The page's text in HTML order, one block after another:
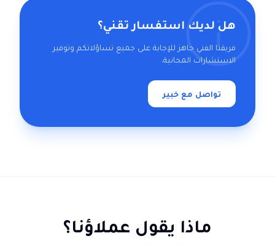
هل لديك استفسار تقني؟
فريقنا الفني جاهز للإجابة على جميع تساؤلاتكم وتوفير
الاستشارات المجانية.
تواصل مع خبير
ماذا يقول عملاؤنا؟